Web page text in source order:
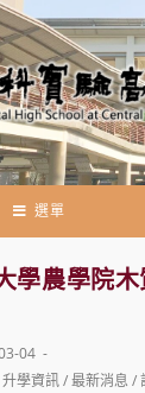
選單
學農學院
04
升學資訊/最新消息 /